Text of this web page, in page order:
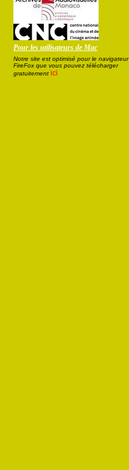
Pour les utilisateurs de Mac
Notre site est optimisé pour le navigateur
FireFox que vous pouvez télécharger
gratuitement ici